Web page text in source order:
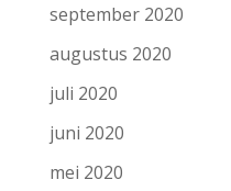
september 2020
augustus 2020
juli 2020
juni 2020
mei 2020